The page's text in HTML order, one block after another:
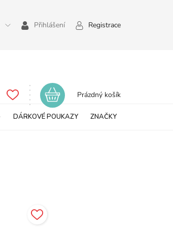
Přihlášení Registrace
Nákupní
Prázdný košík
DÁRKOVÉ POUKAZY ZNAČKY